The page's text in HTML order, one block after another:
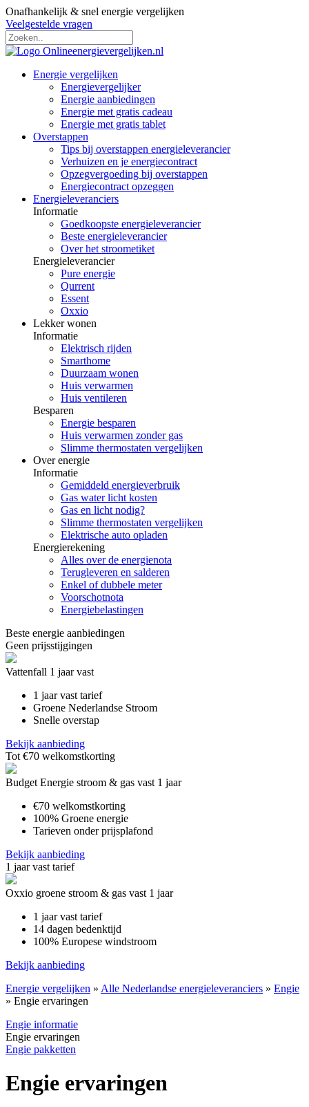
Onafhankelijk & snel energie vergelijken
Veelgestelde vragen
Energie vergelijken
Energievergelijker
Energie aanbiedingen
Energie met gratis cadeau
Energie met gratis tablet
Overstappen
Tips bij overstappen energieleverancier
Verhuizen en je energiecontract
Opzegvergoeding bij overstappen
Energiecontract opzeggen
Energieleveranciers
Informatie
Goedkoopste energieleverancier
Beste energieleverancier
Over het stroometiket
Energieleverancier
Pure energie
Qurrent
Essent
Oxxio
Lekker wonen
Informatie
Elektrisch rijden
Smarthome
Duurzaam wonen
Huis verwarmen
Huis ventileren
Besparen
Energie besparen
Huis verwarmen zonder gas
Slimme thermostaten vergelijken
Over energie
Informatie
Gemiddeld energieverbruik
Gas water licht kosten
Gas en licht nodig?
Slimme thermostaten vergelijken
Elektrische auto opladen
Energierekening
Alles over de energienota
Terugleveren en salderen
Enkel of dubbele meter
Voorschotnota
Energiebelastingen
Beste energie aanbiedingen
Geen prijsstijgingen
Vattenfall 1 jaar vast
1 jaar vast tarief
Groene Nederlandse Stroom
Snelle overstap
Bekijk aanbieding
Tot €70 welkomstkorting
Budget Energie stroom & gas vast 1 jaar
€70 welkomstkorting
100% Groene energie
Tarieven onder prijsplafond
Bekijk aanbieding
1 jaar vast tarief
Oxxio groene stroom & gas vast 1 jaar
1 jaar vast tarief
14 dagen bedenktijd
100% Europese windstroom
Bekijk aanbieding
Energie vergelijken » Alle Nederlandse energieleveranciers » Engie
» Engie ervaringen
Engie informatie
Engie ervaringen
Engie pakketten
Engie ervaringen